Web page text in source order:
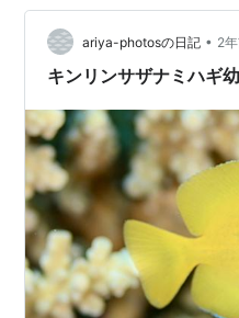
あるが、あれには個人的
言葉の使い方。 今日見た
社 あの名作に再チャレン
ariya-photosの日記 • 2
キンリンサザナミハギ